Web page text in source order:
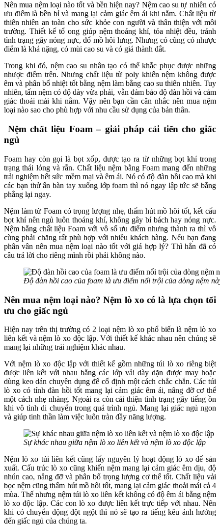
Nên mua nệm loại nào tốt và bền hiện nay? Nệm cao su tự nhiên có
ưu điểm là bền bỉ và mang lại cảm giác êm ái khi nằm. Chất liệu từ
thiên nhiên an toàn cho sức khỏe con người và thân thiện với môi
trường. Thiết kế tổ ong giúp nệm thoáng khí, tỏa nhiệt đều, tránh
tình trạng gây nóng nực, đổ mồ hôi lưng. Nhưng có cũng có nhược
điểm là khá nặng, có mùi cao su và có giá thành đắt.
Trong khi đó, nệm cao su nhân tạo có thể khắc phục được những
nhược điểm trên. Nhưng chất liệu từ poly khiến nệm không được
êm và phân bố nhiệt tốt bằng nệm làm bằng cao su thiên nhiên. Tuy
nhiên, tấm nệm có độ dày vừa phải, vẫn đảm bảo độ đàn hồi và cảm
giác thoải mái khi nằm. Vậy nên bạn cần cân nhắc nên mua nệm
loại nào sao cho phù hợp với nhu cầu sử dụng của bản thân.
Nệm chất liệu Foam – giải pháp cải tiến cho giấc
ngủ
Foam hay còn gọi là bọt xốp, được tạo ra từ những bọt khí trong
trạng thái lỏng và rắn. Chất liệu nệm bằng Foam mang đến những
trải nghiệm hết sức mềm mại và êm ái. Nó có độ đàn hồi cao mà khi
các bạn thử ấn bàn tay xuống lớp foam thì nó ngay lập tức sẽ bằng
phẳng lại ngay.
Nệm làm từ Foam có trọng lượng nhẹ, thấm hút mồ hôi tốt, kết cấu
bọt khí nên ngủ luôn thoáng khí, không gây bí bách hay nóng nực.
Nệm bằng chất liệu Foam với vô số ưu điểm nhưng thành ra thì vô
cùng phải chăng rất phù hợp với nhiều khách hàng. Nếu bạn đang
phân vân nên mua nệm loại nào tốt với giá hợp lý? Thì hẳn đã có
câu trả lời cho riêng mình rồi phải không nào.
Độ đàn hồi cao của foam là ưu điểm nổi trội của dòng nệm
Nên mua nệm loại nào? Nệm lò xo có là lựa chọn tối
ưu cho giấc ngủ
Hiện nay trên thị trường có 2 loại nệm lò xo phổ biến là nệm lò xo
liên kết và nệm lò xo độc lập. Với thiết kế khác nhau nên chúng sẽ
mang lại những trải nghiệm khác nhau.
Với nệm lò xo độc lập với thiết kế gồm những túi lò xo riêng biệt
được liên kết với nhau bằng các lớp vải dày dặn được may hoặc
dùng keo dán chuyên dụng để cố định một cách chắc chắn. Các túi
lò xo có tính đàn hồi tốt mang lại cảm giác êm ái, nâng đỡ cơ thể
một cách nhẹ nhàng. Ngoài ra còn cải thiện tình trạng gây tiếng ồn
khi vô tình di chuyển trong quá trình ngủ. Mang lại giấc ngủ ngon
và giúp tinh thần làm việc luôn tràn đầy năng lượng.
Sự khác nhau giữa nệm lò xo liên kết và nệm lò xo độc lập
Nệm lò xo túi liên kết cũng lấy nguyên lý hoạt động lò xo để sản
xuất. Cấu trúc lò xo cũng khiến nệm mang lại cảm giác êm dịu, độ
nhún cao, nâng đỡ và phân bố trọng lượng cơ thể tốt. Chất liệu vải
bọc nệm cũng thấm hút mồ hôi tốt, mang lại cảm giác thoải mái cả 4
mùa. Thế nhưng nệm túi lò xo liên kết không có độ êm ái bằng nệm
lò xo độc lập. Các con lò xo được liên kết trực tiếp với nhau. Nên
khi có chuyển động đột ngột thì nó sẽ tạo ra tiếng kêu ảnh hưởng
đến giấc ngủ của chúng ta.